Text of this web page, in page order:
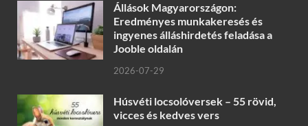
Állások Magyarországon:
Eredményes munkakeresés és
ingyenes álláshirdetés feladása a
Jooble oldalán
2026-07-29
Húsvéti locsolóversek – 55 rövid,
vicces és kedves vers